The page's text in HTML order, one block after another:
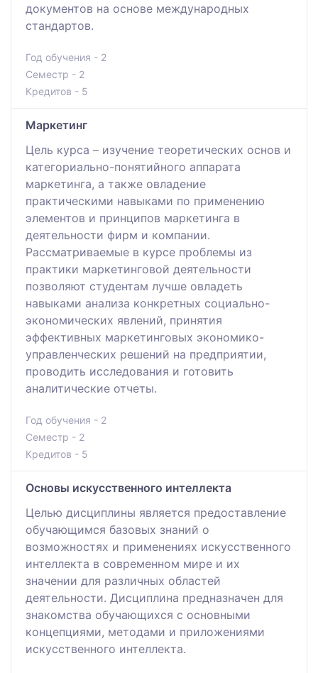
документов на основе международных
стандартов.
Год обучения - 2
Семестр - 2
Кредитов - 5
Маркетинг
Цель курса – изучение теоретических основ и
категориально-понятийного аппарата
маркетинга, а также овладение
практическими навыками по применению
элементов и принципов маркетинга в
деятельности фирм и компании.
Рассматриваемые в курсе проблемы из
практики маркетинговой деятельности
позволяют студентам лучше овладеть
навыками анализа конкретных социально-
экономических явлений, принятия
эффективных маркетинговых экономико-
управленческих решений на предприятии,
проводить исследования и готовить
аналитические отчеты.
Год обучения - 2
Семестр - 2
Кредитов - 5
Основы искусственного интеллекта
Целью дисциплины является предоставление
обучающимся базовых знаний о
возможностях и применениях искусственного
интеллекта в современном мире и их
значении для различных областей
деятельности. Дисциплина предназначен для
знакомства обучающихся с основными
концепциями, методами и приложениями
искусственного интеллекта.